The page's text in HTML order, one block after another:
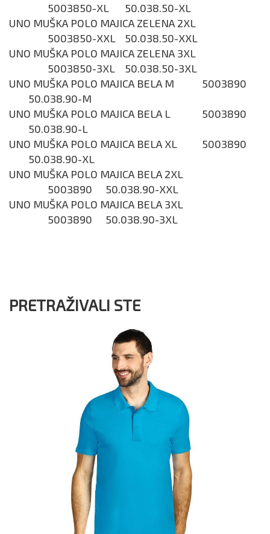
5003850-XL
50.038.50-XL
UNO MUŠKA POLO MAJICA ZELENA 2XL
5003850-XXL
50.038.50-XXL
UNO MUŠKA POLO MAJICA ZELENA 3XL
5003850-3XL
50.038.50-3XL
UNO MUŠKA POLO MAJICA BELA M
5003890
50.038.90-M
UNO MUŠKA POLO MAJICA BELA L
5003890
50.038.90-L
UNO MUŠKA POLO MAJICA BELA XL
5003890
50.038.90-XL
UNO MUŠKA POLO MAJICA BELA 2XL
5003890
50.038.90-XXL
UNO MUŠKA POLO MAJICA BELA 3XL
5003890
50.038.90-3XL
PRETRAŽIVALI STE